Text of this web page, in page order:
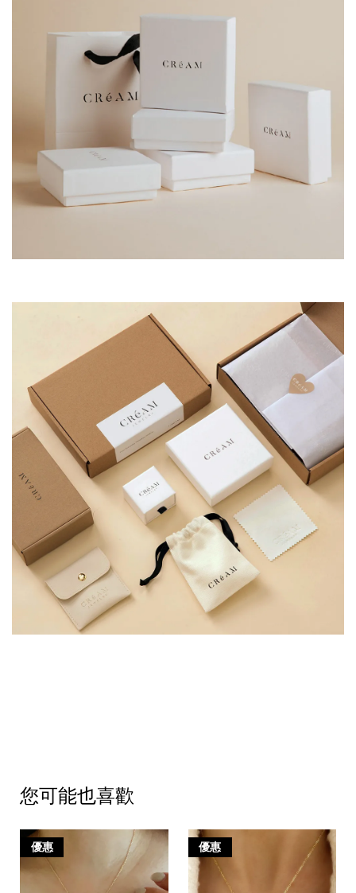
您可能也喜歡
優惠 優惠